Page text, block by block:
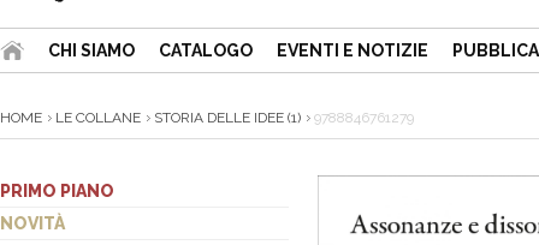
CHI SIAMO CATALOGO EVENTI E NOTIZIE
HOME LE COLLANE STORIA DELLE IDEE (1) 9788846761279
PRIMO PIANO
NOVITÀ